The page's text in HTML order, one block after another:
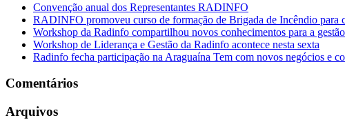
Convenção anual dos Representantes RADINFO
RADINFO promoveu curso de formação de Brigada de Incêndio para
Workshop da Radinfo compartilhou novos conhecimentos para a gestão
Workshop de Liderança e Gestão da Radinfo acontece nesta sexta
Radinfo fecha participação na Araguaína Tem com novos negócios e
Comentários
Arquivos